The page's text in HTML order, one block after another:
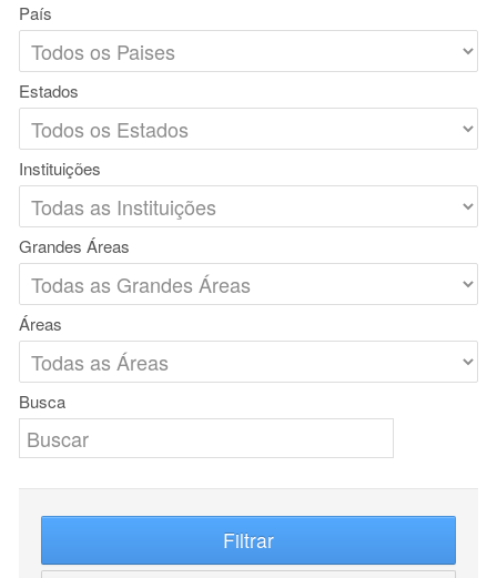
País
Estados
Instituições
Grandes Áreas
Áreas
Busca
Filtrar